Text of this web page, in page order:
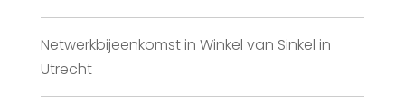
Netwerkbijeenkomst in Winkel van Sinkel in
Utrecht